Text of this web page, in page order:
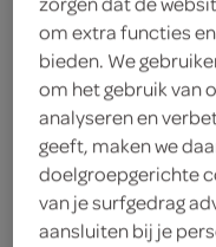
naturel
Almhof
2.
15
om extra functies
bieden. We
om het gebruik van
analyseren en
geeft, maken we
doelgroepgerichte
van je surfgedrag
aansluiten bij je